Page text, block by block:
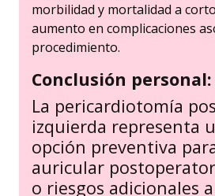
morbilidad y mortalidad a
aumento en complicaciones
procedimiento.
Conclusión personal:
La pericardiotomía
izquierda representa
opción preventiva
auricular
o riesgos adicionales